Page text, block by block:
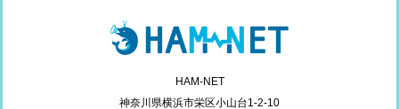
HAM-NET
神奈川県横浜市栄区小山台1-2-10